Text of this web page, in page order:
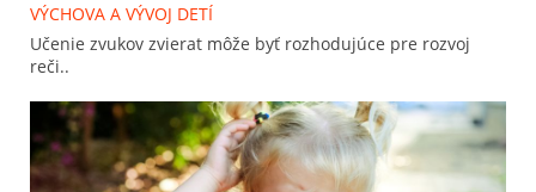
VÝCHOVA A VÝVOJ DETÍ
Učenie zvukov zvierat môže byť rozhodujúce pre rozvoj
reči..